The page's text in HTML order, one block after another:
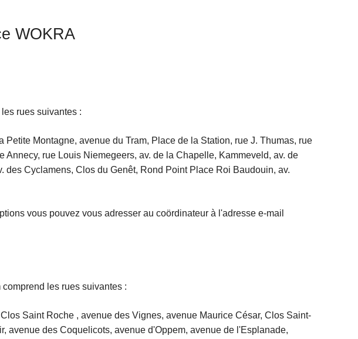
WOKRA
rues suivantes :
Petite Montagne, avenue du Tram, Place de la Station, rue J. Thumas, rue
Annecy, rue Louis Niemegeers, av. de la Chapelle, Kammeveld, av. de
des Cyclamens, Clos du Genêt, Rond Point Place Roi Baudouin, av.
vous pouvez vous adresser au coördinateur à l'adresse e-mail
les rues suivantes :
Saint Roche , avenue des Vignes, avenue Maurice César, Clos Saint-
avenue des Coquelicots, avenue d'Oppem, avenue de l'Esplanade,